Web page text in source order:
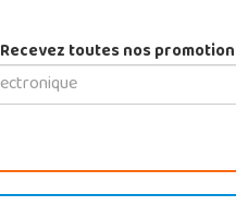
Recevez toutes nos